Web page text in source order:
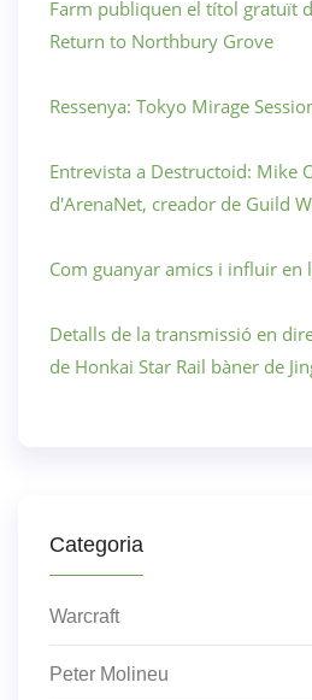
Farm publiquen el títol gratuït
Return to Northbury Grove
Ressenya: Tokyo Mirage
Entrevista a Destructoid: Mike
d'ArenaNet, creador de Guild
Com guanyar amics i influir en
Detalls de la transmissió en
de Honkai Star Rail bàner de
Categoria
Warcraft
Peter Molineu